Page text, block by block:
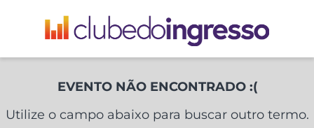
EVENTO NÃO ENCONTRADO :(
Utilize o campo abaixo para buscar outro termo.